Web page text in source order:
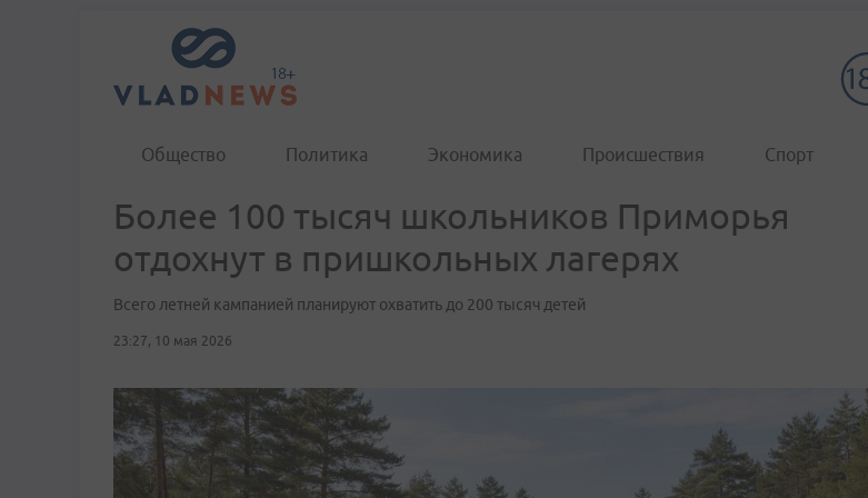
Общество Политика Экономика Происшествия Спорт
Более 100 тысяч школьников Приморья
отдохнут в пришкольных лагерях
Всего летней кампанией планируют охватить до 200 тысяч детей
23:27, 10 мая 2026